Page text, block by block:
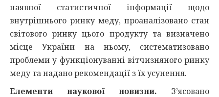
наявної статистичної інформації щодо
внутрішнього ринку меду, проаналізовано стан
світового ринку цього продукту та визначено
місце України на ньому, систематизовано
проблеми у функціонуванні вітчизняного ринку
меду та надано рекомендації з їх усунення.
Елементи наукової новизни. З’ясовано